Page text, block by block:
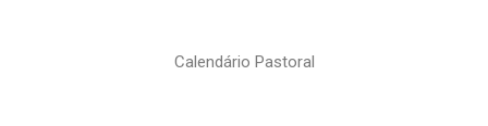
Calendário Pastoral